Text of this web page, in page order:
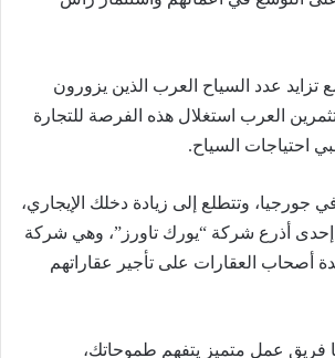
تزايد عدد السياح العرب الذين يزورون
العرب استغلال هذه الفرصة للتجارة
احتياجات السياح.
جورجيا، وتتطلع إلى زيادة دخلك الإيجاري،
أذرع شركة “يورك تاورز”، وهي شركة
العقارات على تأجير عقاراتهم
فريق عمل متميز يتفهم طموحاتك،